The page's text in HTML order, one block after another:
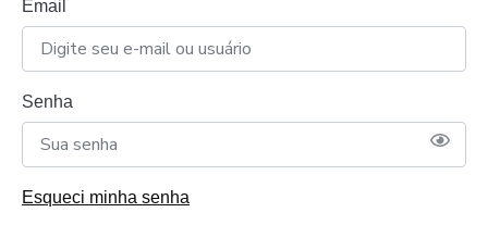
Email
Senha
Esqueci minha senha